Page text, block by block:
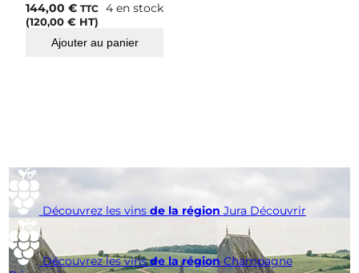
144,00€ TTC
(120,00€ HT)
4 en stock
Ajouter au panier
Découvrez les vins de la région Jura Découvrir
Découvrez les vins de la régionChampagne